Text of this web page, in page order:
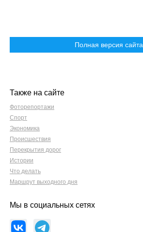
Полная версия сайта
Также на сайте
Фоторепортажи
Спорт
Экономика
Происшествия
Перекрытия дорог
Истории
Что делать
Маршрут выходного дня
Мы в социальных сетях